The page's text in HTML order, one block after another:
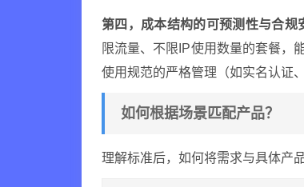
第四，成本结构的可预测性与合规
限流量、不限IP使用数量的套餐，
使用规范的严格管理（如实名认证
如何根据场景匹配产品？
理解标准后，如何将需求与具体产